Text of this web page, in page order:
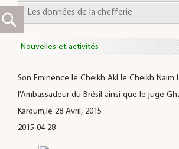
Les données de la chefferie
Nouvelles et activités
Son Eminence le Cheikh Akl le Cheikh Naim
l'Ambassadeur du Brésil ainsi que le juge
Karoum,le 28 Avril, 2015
2015-04-28